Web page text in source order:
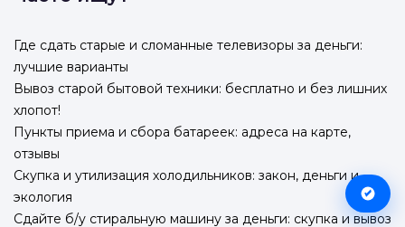
Где сдать старые и сломанные телевизоры за деньги:
лучшие варианты
Вывоз старой бытовой техники: бесплатно и без лишних
хлопот!
Пункты приема и сбора батареек: адреса на карте,
отзывы
Скупка и утилизация холодильников: закон, деньги и
экология
Сдайте б/у стиральную машину за деньги: скупка и вывоз